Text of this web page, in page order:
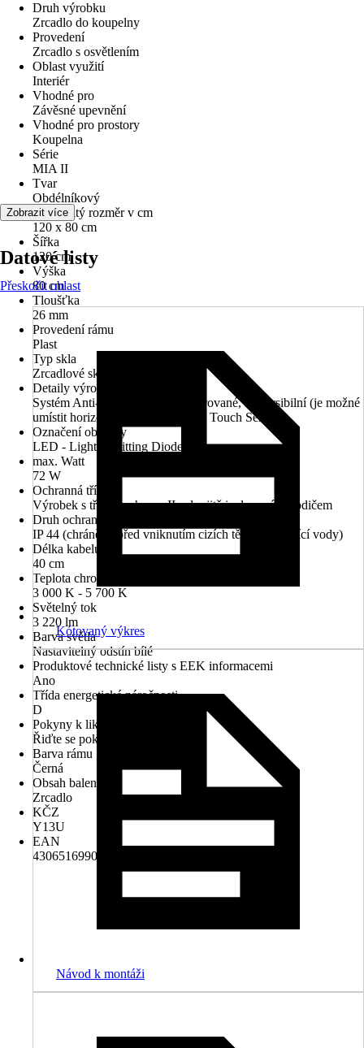
Druh výrobku
Zrcadlo do koupelny
Provedení
Zrcadlo s osvětlením
Oblast využití
Interiér
Vhodné pro
Závěsné upevnění
Vhodné pro prostory
Koupelna
Série
MIA II
Tvar
Obdélníkový
Jmenovitý rozměr v cm
120 x 80 cm
Šířka
120 cm
Výška
80 cm
Tloušťka
26 mm
Provedení rámu
Plast
Typ skla
Zrcadlové sklo
Detaily výrobku
Systém Anti-Fog, Osvětlení integrované, Reversibilní (je možné
umístit horizontálně či vertikálně), Touch Sensor
Označení objímky
LED - Light Ermitting Diode
max. Watt
72 W
Ochranná třída
Výrobek s třídou ochrany II s dvojitě izolovaným vodičem
Druh ochrany
IP 44 (chráněno před vniknutím cizích těles a stříkající vody)
Délka kabelu
40 cm
Teplota chromatičnosti
3 000 K - 5 700 K
Světelný tok
3 220 lm
Barva světla
Nastavitelný odstín bílé
Produktové technické listy s EEK informacemi
Ano
Třída energetické náročnosti
D
Pokyny k likvidaci
Řiďte se pokyny pro likvidaci
Barva rámu
Černá
Obsah balení
Zrcadlo
KČZ
Y13U
EAN
4306516990108, 8435324909159, 8435324910650
Zobrazit více
Datové listy
Přeskočit oblast
Kótovaný výkres
Návod k montáži